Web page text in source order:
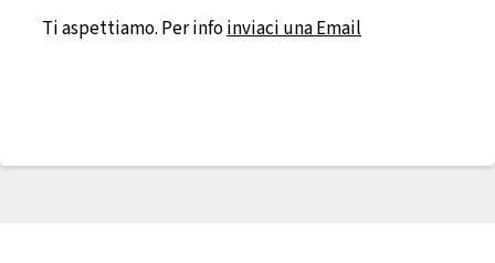
Ti aspettiamo. Per infoinviaci una Email